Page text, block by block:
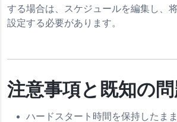
する場合は、スケジュールを編集し、
設定する必要があります。
注意事項と既知の
ハードスタート時間を保持したま